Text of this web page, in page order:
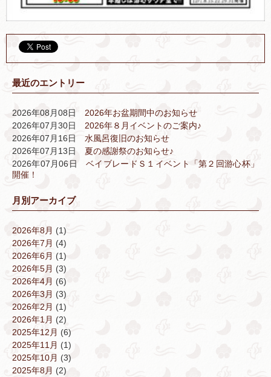
最近のエントリー
2026年08月08日 2026年お盆期間中のお知らせ
2026年07月30日 2026年８月イベントのご案内♪
2026年07月16日 水風呂復旧のお知らせ
2026年07月13日 夏の感謝祭のお知らせ♪
2026年07月06日ベイブレードＳ１イベント「第２回游心杯」
開催！
月別アーカイブ
2026年8月 (1)
2026年7月 (4)
2026年6月 (1)
2026年5月 (3)
2026年4月 (6)
2026年3月 (3)
2026年2月 (1)
2026年1月 (2)
2025年12月 (6)
2025年11月 (1)
2025年10月 (3)
2025年8月 (2)